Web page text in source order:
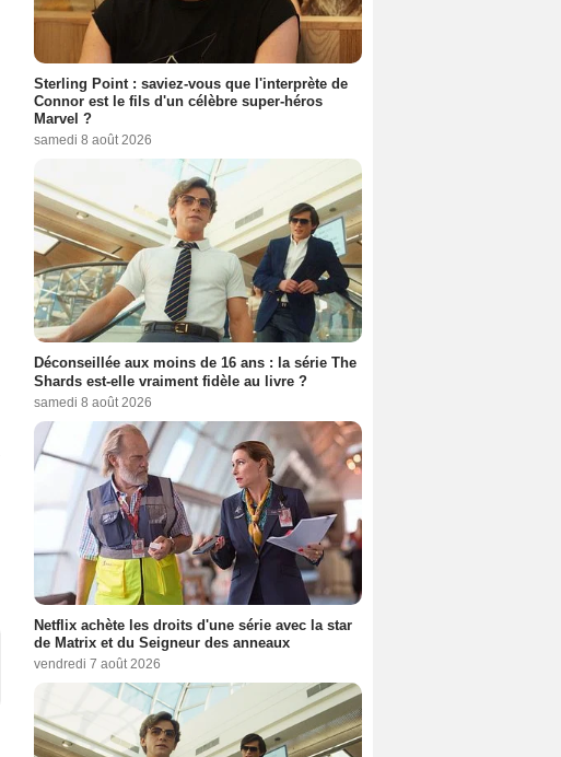
Sterling Point : saviez-vous que l'interprète de
Connor est le fils d'un célèbre super-héros
Marvel ?
samedi 8 août 2026
Déconseillée aux moins de 16 ans : la série The
Shards est-elle vraiment fidèle au livre ?
samedi 8 août 2026
Netflix achète les droits d'une série avec la star
de Matrix et du Seigneur des anneaux
vendredi 7 août 2026